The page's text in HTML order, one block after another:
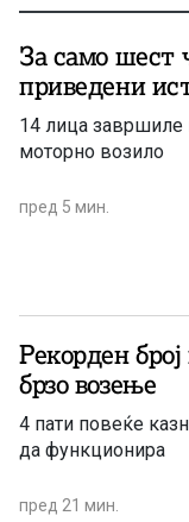
За само шест
приведени
14 лица завршиле
моторно возило
пред 5 мин.
Рекорден
брзо возење
4 пати повеќе
да функционира
пред 21 мин.